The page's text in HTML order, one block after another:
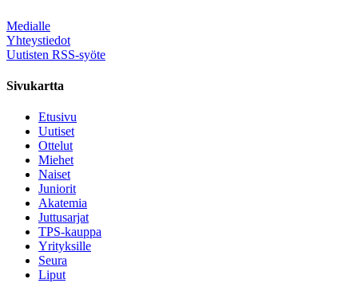
Medialle
Yhteystiedot
Uutisten RSS-syöte
Sivukartta
Etusivu
Uutiset
Ottelut
Miehet
Naiset
Juniorit
Akatemia
Juttusarjat
TPS-kauppa
Yrityksille
Seura
Liput